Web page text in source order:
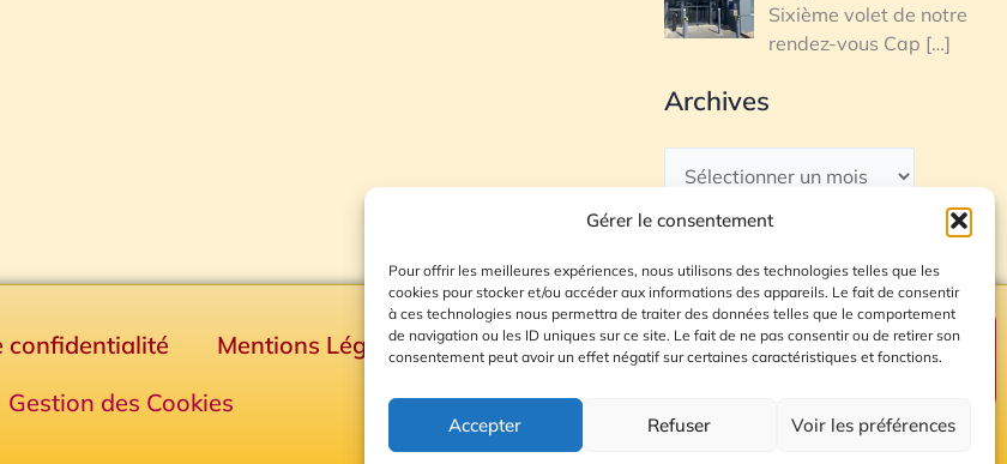
Gérer le consentement
Pour offrir les meilleures expériences, nous utilisons des technologies telles que les
cookies pour stocker et/ou accéder aux informations des appareils. Le fait de consentir
à ces technologies nous permettra de traiter des données telles que le comportement
de navigation ou les ID uniques sur ce site. Le fait de ne pas consentir ou de retirer son
consentement peut avoir un effet négatif sur certaines caractéristiques et fonctions.
Accepter Refuser Voir les préférences
Sixième volet de notre
rendez-vous Cap […]
Archives
confidentialité Mentions Légales
Plan du site
Gestion des Cookies